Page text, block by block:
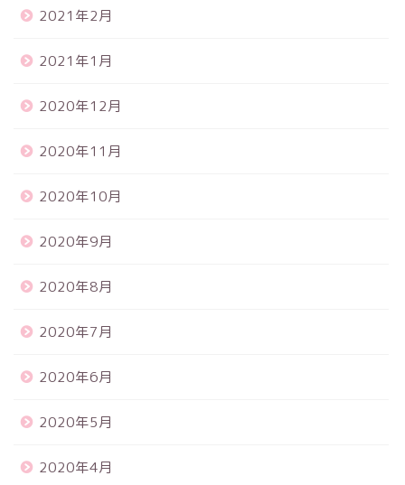
2021年2月
2021年1月
2020年12月
2020年11月
2020年10月
2020年9月
2020年8月
2020年7月
2020年6月
2020年5月
2020年4月